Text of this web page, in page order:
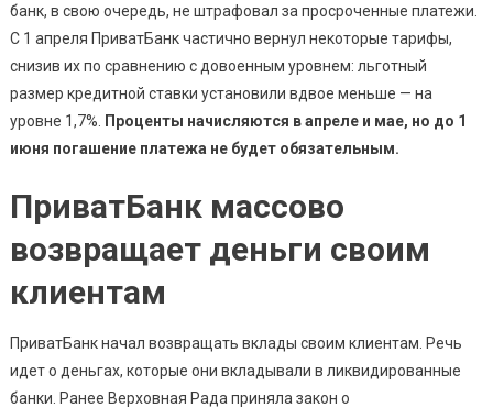
банк, в свою очередь, не штрафовал за просроченные платежи.
С 1 апреля ПриватБанк частично вернул некоторые тарифы,
снизив их по сравнению с довоенным уровнем: льготный
размер кредитной ставки установили вдвое меньше — на
уровне 1,7%.
Проценты начисляются в апреле и мае, но до 1
июня погашение платежа не будет обязательным.
ПриватБанк массово
возвращает деньги своим
клиентам
ПриватБанк начал возвращать вклады своим клиентам. Речь
идет о деньгах, которые они вкладывали в ликвидированные
банки. Ранее Верховная Рада приняла закон о